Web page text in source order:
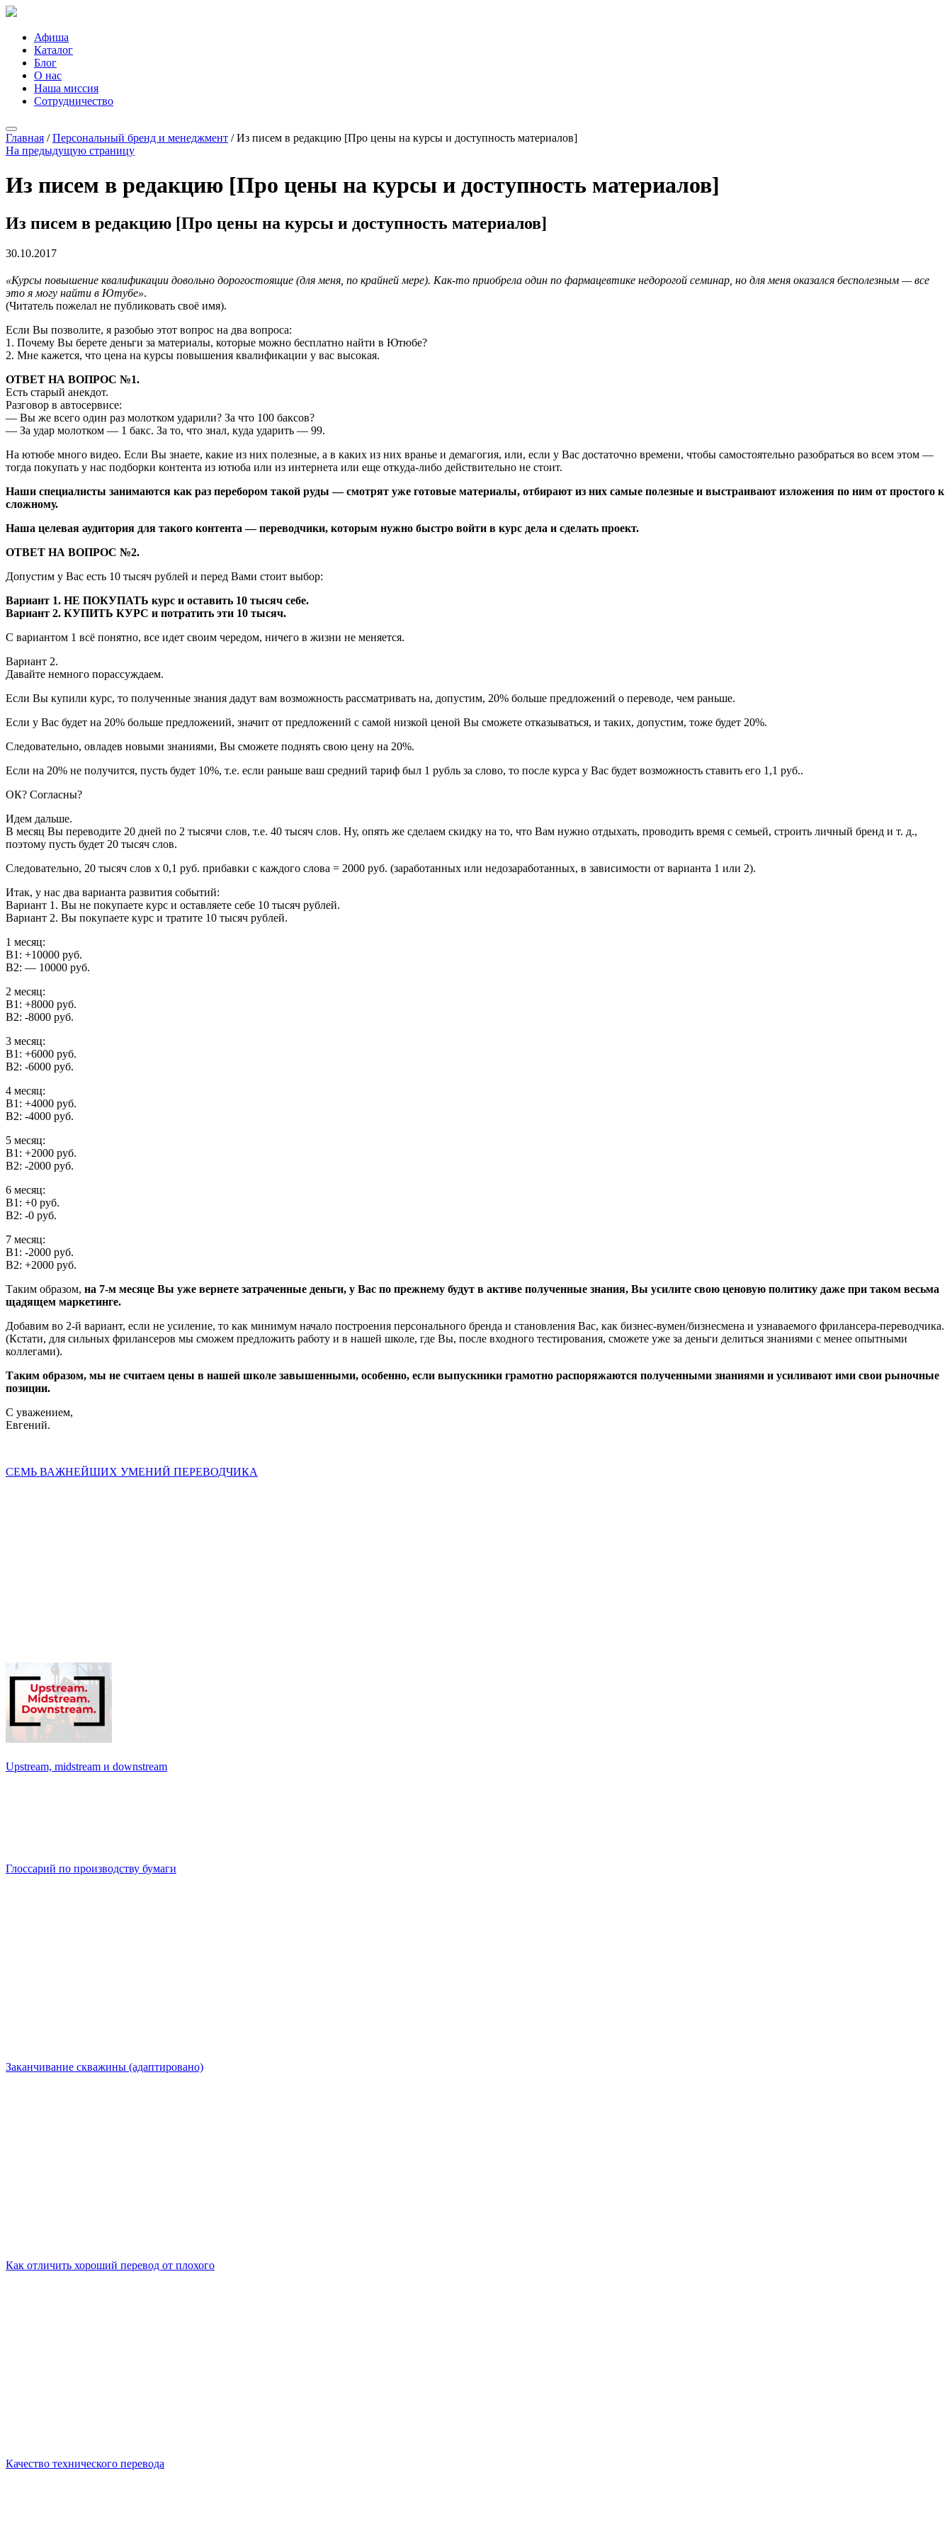
Афиша
Каталог
Блог
О нас
Наша миссия
Сотрудничество
Главная / Персональный бренд и менеджмент / Из писем в редакцию [Про цены на курсы и доступность материалов]
На предыдущую страницу
Из писем в редакцию [Про цены на курсы и доступность материалов]
Из писем в редакцию [Про цены на курсы и доступность материалов]
30.10.2017
«Курсы повышение квалификации довольно дорогостоящие (для меня, по крайней мере). Как-то приобрела один по фармацевтике недорогой семинар, но для меня оказался бесполезным — все
это я могу найти в Ютубе».
(Читатель пожелал не публиковать своё имя).
Если Вы позволите, я разобью этот вопрос на два вопроса:
1. Почему Вы берете деньги за материалы, которые можно бесплатно найти в Ютюбе?
2. Мне кажется, что цена на курсы повышения квалификации у вас высокая.
ОТВЕТ НА ВОПРОС №1.
Есть старый анекдот.
Разговор в автосервисе:
— Вы же всего один раз молотком ударили? За что 100 баксов?
— За удар молотком — 1 бакс. За то, что знал, куда ударить — 99.
На ютюбе много видео. Если Вы знаете, какие из них полезные, а в каких из них вранье и демагогия, или, если у Вас достаточно времени, чтобы самостоятельно разобраться во всем этом —
тогда покупать у нас подборки контента из ютюба или из интернета или еще откуда-либо действительно не стоит.
Наши специалисты занимаются как раз перебором такой руды — смотрят уже готовые материалы, отбирают из них самые полезные и выстраивают изложения по ним от простого к
сложному.
Наша целевая аудитория для такого контента — переводчики, которым нужно быстро войти в курс дела и сделать проект.
ОТВЕТ НА ВОПРОС №2.
Допустим у Вас есть 10 тысяч рублей и перед Вами стоит выбор:
Вариант 1. НЕ ПОКУПАТЬ курс и оставить 10 тысяч себе.
Вариант 2. КУПИТЬ КУРС и потратить эти 10 тысяч.
С вариантом 1 всё понятно, все идет своим чередом, ничего в жизни не меняется.
Вариант 2.
Давайте немного порассуждаем.
Если Вы купили курс, то полученные знания дадут вам возможность рассматривать на, допустим, 20% больше предложений о переводе, чем раньше.
Если у Вас будет на 20% больше предложений, значит от предложений с самой низкой ценой Вы сможете отказываться, и таких, допустим, тоже будет 20%.
Следовательно, овладев новыми знаниями, Вы сможете поднять свою цену на 20%.
Если на 20% не получится, пусть будет 10%, т.е. если раньше ваш средний тариф был 1 рубль за слово, то после курса у Вас будет возможность ставить его 1,1 руб..
ОК? Согласны?
Идем дальше.
В месяц Вы переводите 20 дней по 2 тысячи слов, т.е. 40 тысяч слов. Ну, опять же сделаем скидку на то, что Вам нужно отдыхать, проводить время с семьей, строить личный бренд и т. д.,
поэтому пусть будет 20 тысяч слов.
Следовательно, 20 тысяч слов х 0,1 руб. прибавки с каждого слова = 2000 руб. (заработанных или недозаработанных, в зависимости от варианта 1 или 2).
Итак, у нас два варианта развития событий:
Вариант 1. Вы не покупаете курс и оставляете себе 10 тысяч рублей.
Вариант 2. Вы покупаете курс и тратите 10 тысяч рублей.
1 месяц:
В1: +10000 руб.
В2: — 10000 руб.
2 месяц:
В1: +8000 руб.
В2: -8000 руб.
3 месяц:
В1: +6000 руб.
В2: -6000 руб.
4 месяц:
В1: +4000 руб.
В2: -4000 руб.
5 месяц:
В1: +2000 руб.
В2: -2000 руб.
6 месяц:
В1: +0 руб.
В2: -0 руб.
7 месяц:
В1: -2000 руб.
В2: +2000 руб.
Таким образом, на 7-м месяце Вы уже вернете затраченные деньги, у Вас по прежнему будут в активе полученные знания, Вы усилите свою ценовую политику даже при таком весьма
щадящем маркетинге.
Добавим во 2-й вариант, если не усиление, то как минимум начало построения персонального бренда и становления Вас, как бизнес-вумен/бизнесмена и узнаваемого фрилансера-переводчика.
(Кстати, для сильных фрилансеров мы сможем предложить работу и в нашей школе, где Вы, после входного тестирования, сможете уже за деньги делиться знаниями с менее опытными
коллегами).
Таким образом, мы не считаем цены в нашей школе завышенными, особенно, если выпускники грамотно распоряжаются полученными знаниями и усиливают ими свои рыночные
позиции.
С уважением,
Евгений.
СЕМЬ ВАЖНЕЙШИХ УМЕНИЙ ПЕРЕВОДЧИКА
Upstream, midstream и downstream
Глоссарий по производству бумаги
Заканчивание скважины (адаптировано)
Как отличить хороший перевод от плохого
Качество технического перевода